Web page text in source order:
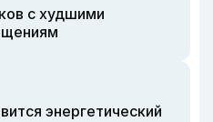
с худшими
энергетический